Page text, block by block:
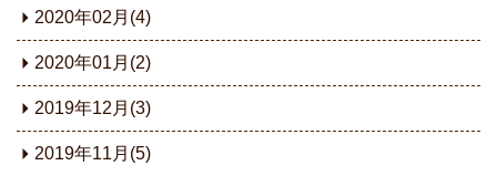
2020年02月(4)
2020年01月(2)
2019年12月(3)
2019年11月(5)